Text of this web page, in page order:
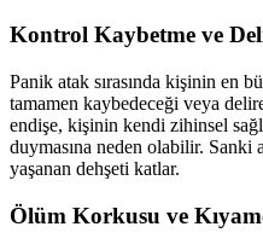
Kontrol Kaybetme ve
Panik atak sırasında kişinin en
tamamen kaybedeceği veya
endişe, kişinin kendi zihinsel
duymasına neden olabilir. Sanki
yaşanan dehşeti katlar.
Ölüm Korkusu ve